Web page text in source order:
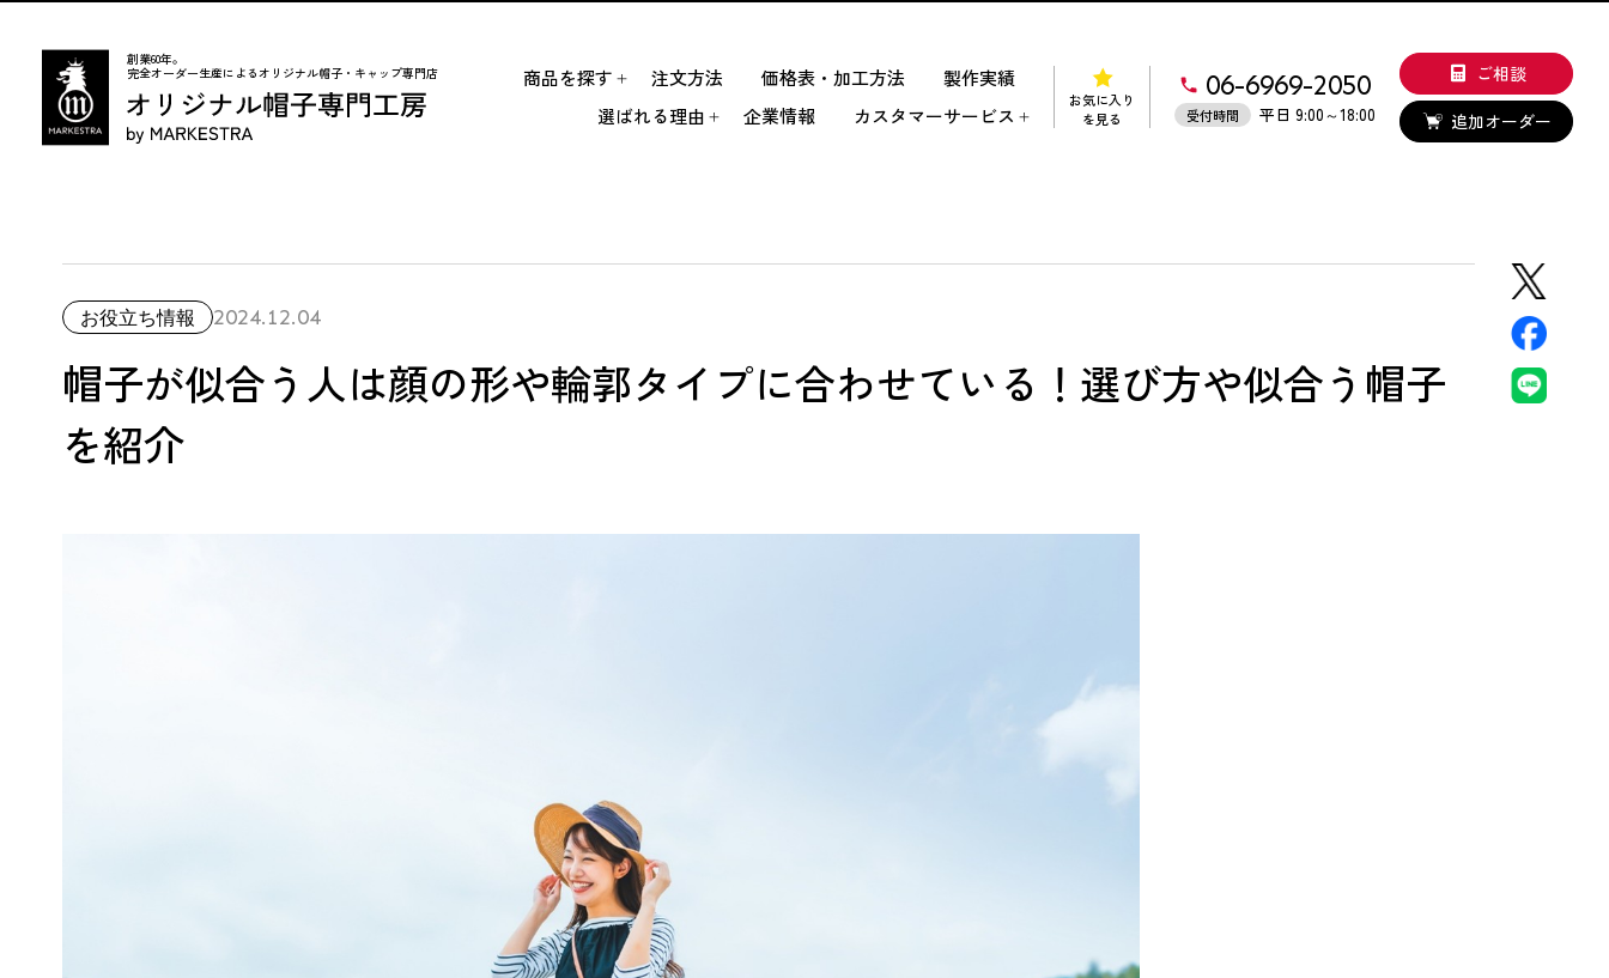
創業60年。
完全オーダー生産によるオリジナル帽子・キャップ専門店
商品を探す 注文方法 価格表・加工方法
製作実績
選ばれる理由
企業情報 カスタマーサービス
お気に入り
を見る
06-6969-2050
受付時間 平日 9:00～18:00
ご相談
追加オーダー
お役立ち情報 2024.12.04
帽子が似合う人は顔の形や輪郭タイプに合わせている！選び方や似合う帽子
を紹介